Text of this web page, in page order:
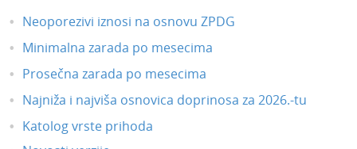
Neoporezivi iznosi na osnovu ZPDG
Minimalna zarada po mesecima
Prosečna zarada po mesecima
Najniža i najviša osnovica doprinosa za 2026.-tu
Katolog vrste prihoda